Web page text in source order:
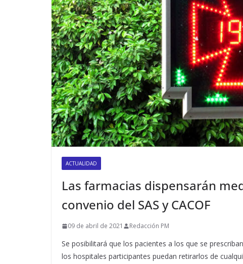
ACTUALIDAD
Las farmacias dispensarán
convenio del SAS y CACOF
09 de abril de 2021 Redacción PM
Se posibilitará que los pacientes a los que se
los hospitales participantes puedan retirarlos de